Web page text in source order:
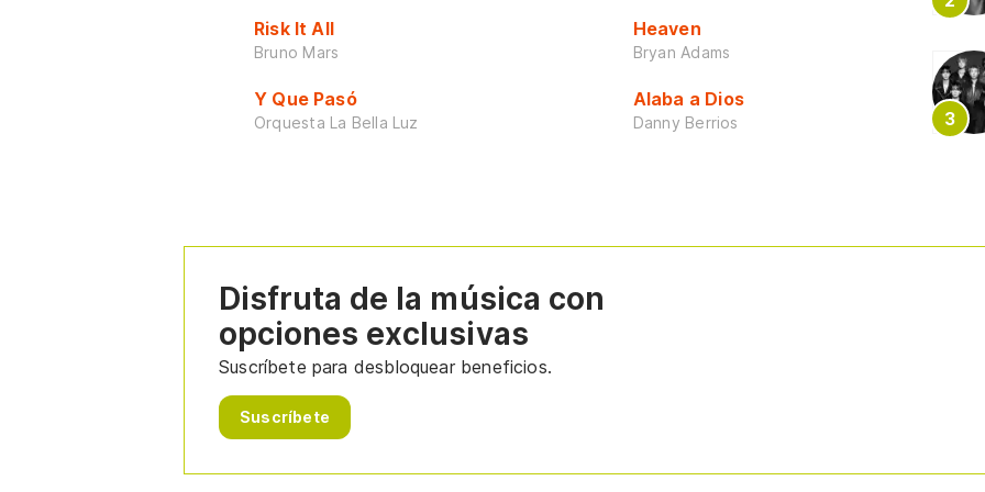
Risk It All
Bruno Mars
Y Que Pasó
Orquesta La Bella Luz
Heaven
Bryan Adams
Alaba a Dios
Danny Berrios
Disfruta de la música con
opciones exclusivas
Suscríbete para desbloquear beneficios.
Suscríbete